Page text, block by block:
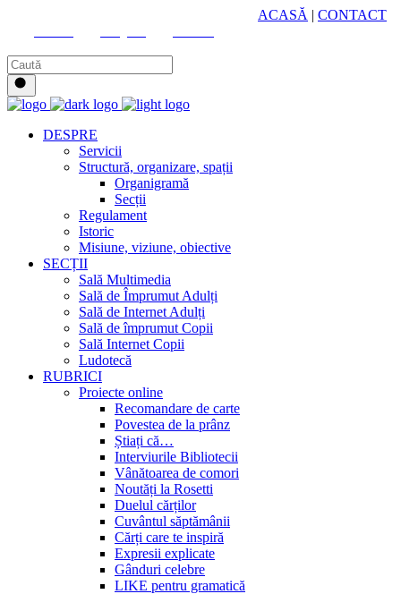
ACASĂ | CONTACT
DESPRE
Servicii
Structură, organizare, spații
Organigramă
Secții
Regulament
Istoric
Misiune, viziune, obiective
SECȚII
Sală Multimedia
Sală de Împrumut Adulți
Sală de Internet Adulți
Sală de împrumut Copii
Sală Internet Copii
Ludotecă
RUBRICI
Proiecte online
Recomandare de carte
Povestea de la prânz
Știați că…
Interviurile Bibliotecii
Vânătoarea de comori
Noutăți la Rosetti
Duelul cărților
Cuvântul săptămânii
Cărți care te inspiră
Expresii explicate
Gânduri celebre
LIKE pentru gramatică